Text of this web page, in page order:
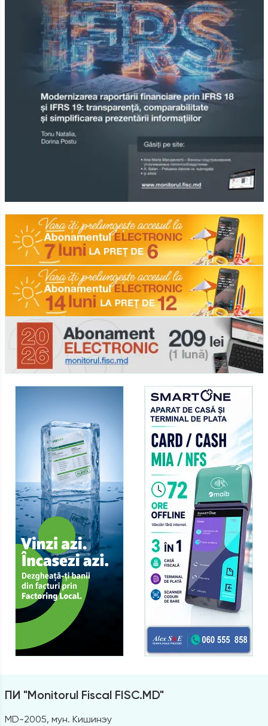
ПИ "Monitorul Fiscal FISC.MD"
MD-2005, мун. Кишинэу